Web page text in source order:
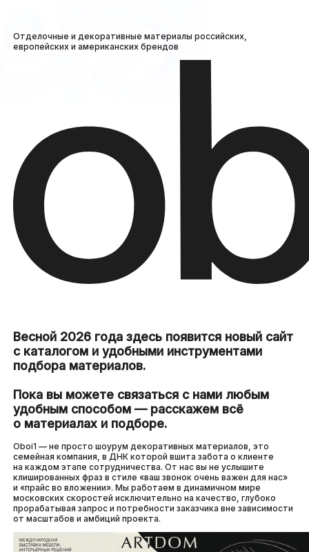
Отделочные и декоративные материалы российских,
европейских и американских брендов
Весной 2026 года здесь появится новый сайт
с каталогом и удобными инструментами
подбора материалов.
Пока вы можете связаться с нами любым
удобным способом — расскажем всё
о материалах и подборе.
Oboi1 — не просто шоурум декоративных материалов, это
семейная компания, в ДНК которой вшита забота о клиенте
на каждом этапе сотрудничества. От нас вы не услышите
клишированных фраз в стиле «ваш звонок очень важен для нас»
и «прайс во вложении». Мы работаем в динамичном мире
московских скоростей исключительно на качество, глубоко
прорабатывая запрос и потребности заказчика вне зависимости
от масштабов и амбиций проекта.